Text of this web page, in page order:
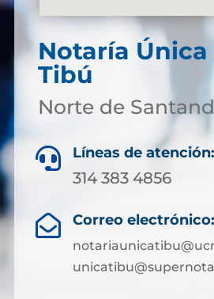
Notaría Única
Tibú
Norte de
 Líneas de atención:
314 383 4856
 Correo electrónico: